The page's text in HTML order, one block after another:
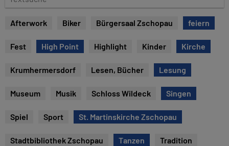
e
Afterwork Biker Bürgersaal Zschopau feiern
Fest High Point Highlight Kinder Kirche
Krumhermersdorf Lesen, Bücher Lesung
Museum Musik Schloss Wildeck Singen
Spiel Sport St. Martinskirche Zschopau
Stadtbibliothek Zschopau Tanzen Tradition